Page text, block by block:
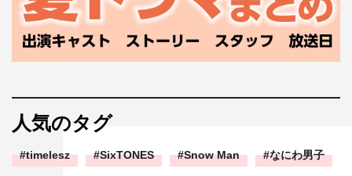
人気のタグ
timelesz SixTONES Snow Man なにわ男子